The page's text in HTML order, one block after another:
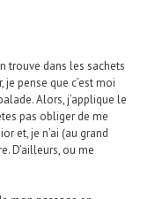
trouve dans les sachets
je pense que c’est moi
Alors, j’applique le
pas obliger de me
et, je n’ai (au grand
D’ailleurs, ou me